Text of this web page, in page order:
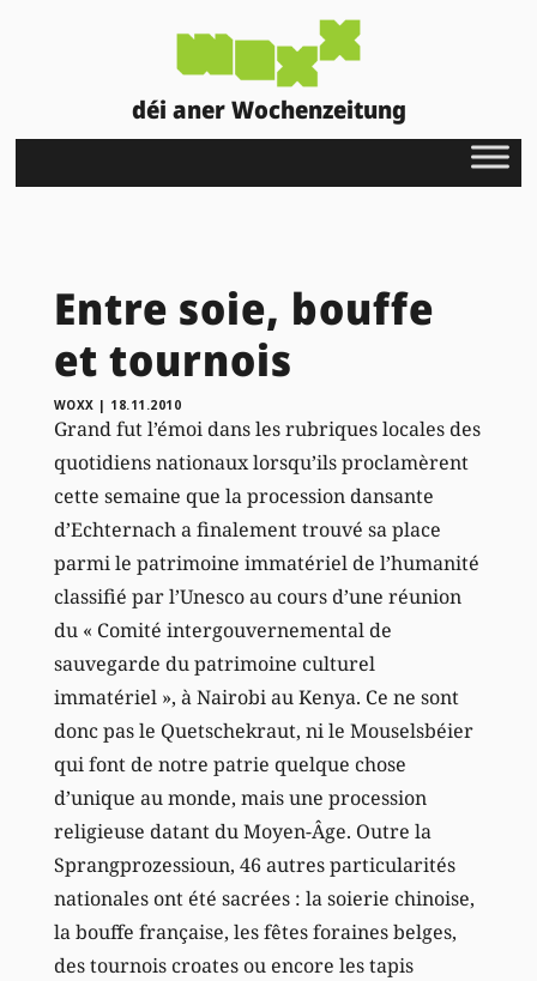
déi aner Wochenzeitung
Entre soie, bouffe
et tournois
WOXX | 18.11.2010
Grand fut l’émoi dans les rubriques locales des
quotidiens nationaux lorsqu’ils proclamèrent
cette semaine que la procession dansante
d’Echternach a finalement trouvé sa place
parmi le patrimoine immatériel de l’humanité
classifié par l’Unesco au cours d’une réunion
du « Comité intergouvernemental de
sauvegarde du patrimoine culturel
immatériel », à Nairobi au Kenya. Ce ne sont
donc pas le Quetschekraut, ni le Mouselsbéier
qui font de notre patrie quelque chose
d’unique au monde, mais une procession
religieuse datant du Moyen-Âge. Outre la
Sprangprozessioun, 46 autres particularités
nationales ont été sacrées : la soierie chinoise,
la bouffe française, les fêtes foraines belges,
des tournois croates ou encore les tapis